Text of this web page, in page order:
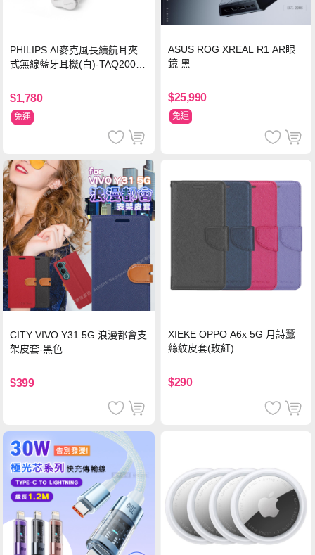
PHILIPS AI麥克風長續航耳夾
式無線藍牙耳機(白)-TAQ2000
$1,780
免運
ASUS ROG XREAL R1 AR眼
鏡 黑
$25,990
免運
CITY VIVO Y31 5G 浪漫都會支
架皮套-黑色
$399
XIEKE OPPO A6x 5G 月詩蠶
絲紋皮套(玫紅)
$290